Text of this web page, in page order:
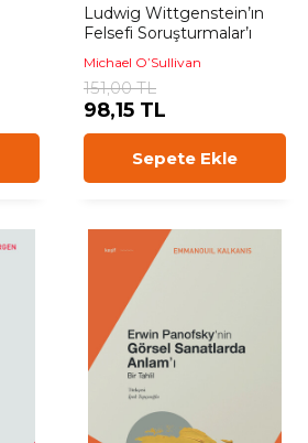
Ludwig Wittgenstein’ın
Felsefi Soruşturmalar’ı
Michael O’Sullivan
151,00 TL
98,15 TL
Sepete Ekle